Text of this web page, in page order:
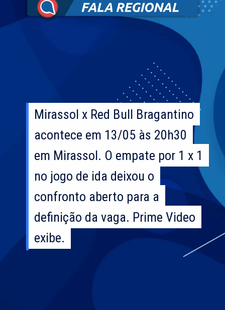
Mirassol x Red Bull Bragantino
acontece em 13/05 às 20h30
em Mirassol. O empate por 1 x 1
no jogo de ida deixou o
confronto aberto para a
definição da vaga. Prime Video
exibe.
Mirassol x Red Bull Bragantino
acontece em 13/05 às 20h30
em Mirassol. O empate por 1 x 1
no jogo de ida deixou o
confronto aberto para a
definição da vaga. Prime Video
exibe.